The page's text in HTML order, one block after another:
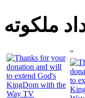
ملكوته
"